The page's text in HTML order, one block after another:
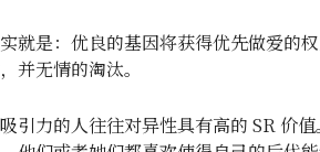
就是：优良的基因将获得优先做爱的
并无情的淘汰。
引力的人往往对异性具有高的 SR 价